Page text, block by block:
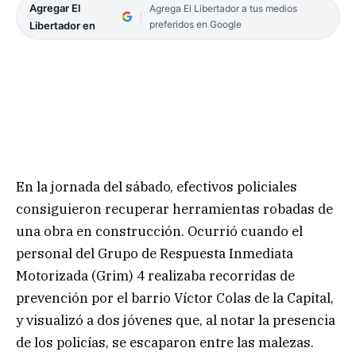
Agregar El
Libertador en
Agrega El Libertador a tus medios
preferidos en Google
En la jornada del sábado, efectivos policiales
consiguieron recuperar herramientas robadas de
una obra en construcción. Ocurrió cuando el
personal del Grupo de Respuesta Inmediata
Motorizada (Grim) 4 realizaba recorridas de
prevención por el barrio Víctor Colas de la Capital,
y visualizó a dos jóvenes que, al notar la presencia
de los policías, se escaparon entre las malezas.